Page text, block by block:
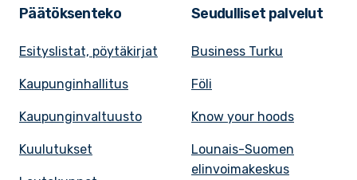
Päätöksenteko
Esityslistat, pöytäkirjat
Kaupunginhallitus
Kaupunginvaltuusto
Kuulutukset
Seudulliset palvelut
Business Turku
Föli
Know your hoods
Lounais-Suomen
elinvoimakeskus